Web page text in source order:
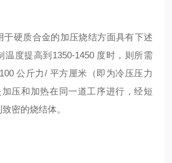
于硬质合金的加压烧结方面具有下述
度提高到1350-1450 度时，则所需
公斤力/ 平方厘米（即为冷压压力
压和加热在同一道工序进行，经短
密的烧结体。